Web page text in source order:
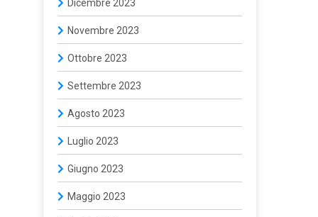
Dicembre 2023
Novembre 2023
Ottobre 2023
Settembre 2023
Agosto 2023
Luglio 2023
Giugno 2023
Maggio 2023